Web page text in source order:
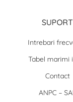
SUPORT
Intrebari
Tabel marimi
Contact
ANPC –